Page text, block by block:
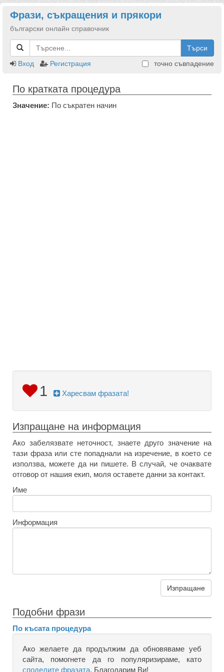
Фрази, съкращения и прякори
български онлайн справочник
Търси
Вход
Регистрация точно съвпадение
По кратката процедура
Значение: По съкратен начин
1 Харесвам фразата!
Изпращане на информация
Ако забелязвате неточност, знаете друго значение на
тази фраза или сте попаднали на изречение, в което се
използва, можете да ни пишете. В случай, че очаквате
отговор от нашия екип, моля оставете данни за контакт.
Име
Информация
Изпращане
Подобни фрази
По късата процедура
Ако желаете да продължим да обновяваме уеб
сайта, помогнете да го популяризираме, като
споделите фразата. Благодарим Ви!